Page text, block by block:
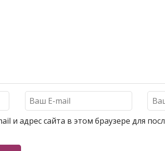
и адрес сайта в этом браузере для